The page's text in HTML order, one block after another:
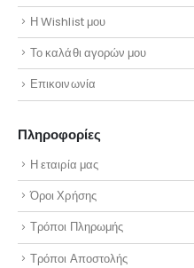
Η Wishlist μου
Το καλάθι αγορών μου
Επικοινωνία
Πληροφορίες
Η εταιρία μας
Όροι Χρήσης
Τρόποι Πληρωμής
Τρόποι Αποστολής